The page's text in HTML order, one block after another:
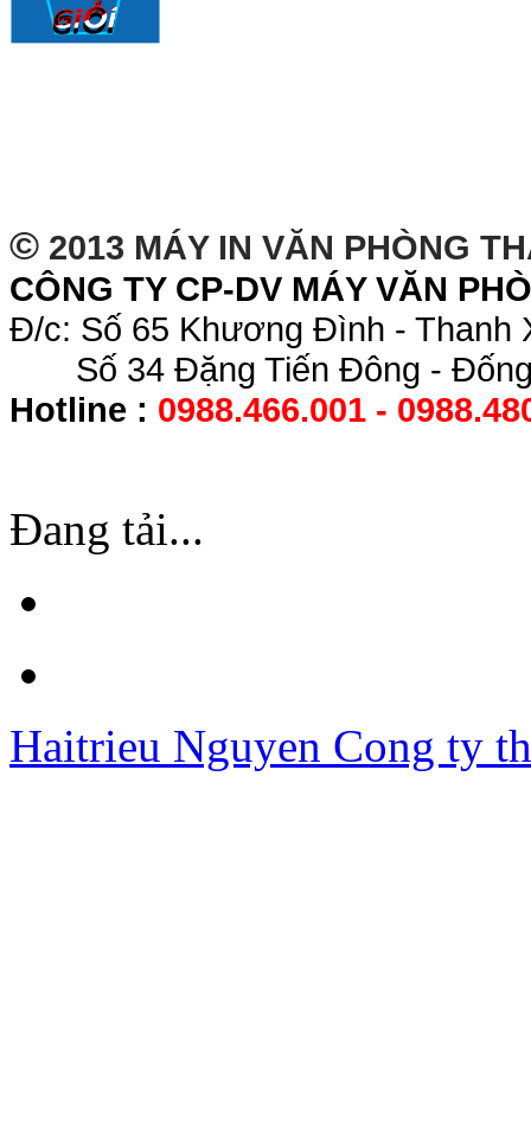
© 2013 MÁY IN VĂN PHÒNG
CÔNG TY CP-DV MÁY VĂN
Đ/c: Số 65 Khương Đình - Thanh
Số 34 Đặng Tiến Đông -
Hotline : 0988.466.001 -
Đang tải...
Haitrieu Nguyen Cong ty